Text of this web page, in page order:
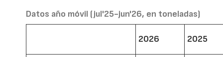
Datos año móvil (jul'25-jun'26, en toneladas)
2026 2025